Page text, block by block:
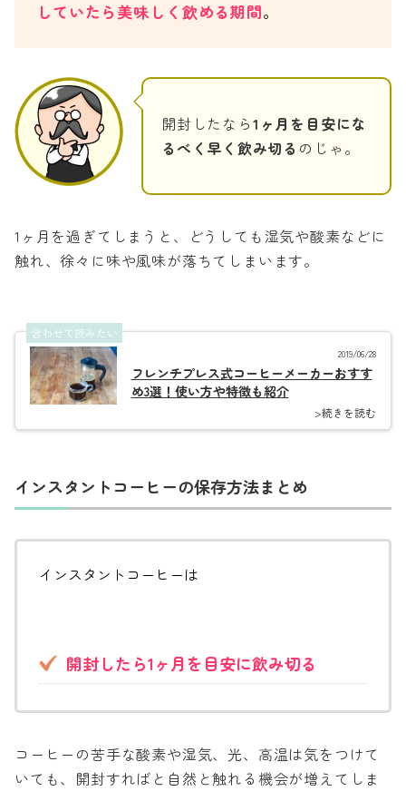
していたら美味しく飲める期間。
開封したなら1ヶ月を目安にな
るべく早く飲み切る のじゃ。
1ヶ月を過ぎてしまうと、どうしても湿気や酸素などに
触れ、徐々に味や風味が落ちてしまいます。
合わせて読みたい
2019/06/28
フレンチプレス式コーヒーメーカーおすす
め3選！使い方や特徴も紹介
>続きを読む
インスタントコーヒーの保存方法まとめ
インスタントコーヒーは
開封したら1ヶ月を目安に飲み切る
コーヒーの苦手な酸素や湿気、光、高温は気をつけて
いても、開封すればと自然と触れる機会が増えてしま